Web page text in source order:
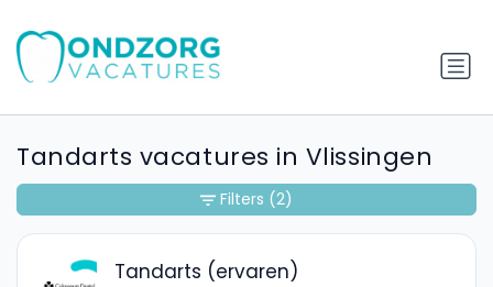
Tandarts vacatures in Vlissingen
Tandarts (ervaren)
Filters (2)